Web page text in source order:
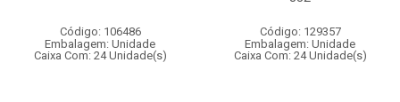
Código: 106486
Embalagem: Unidade
Caixa Com: 24 Unidade(s)
Código: 129357
Embalagem: Unidade
Caixa Com: 24 Unidade(s)